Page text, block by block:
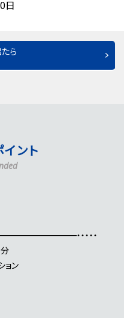
日
ら
ント
・・・・・
ョン